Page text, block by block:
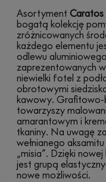
Asortyment Caratos
bogatą kolekcję
zróżnicowanych
każdego elementu
odlewu
zaprezentowanych
niewielki fotel z
obrotowymi
kawowy. Grafitowo-
towarzyszy
amarantowym i
tkaniny. Na uwagę
wełnianego
„misia”. Dzięki
jest grupą
nowe możliwości.